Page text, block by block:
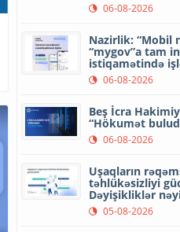
06-08-2026
Nazirlik: “Mobil
“mygov”a tam
istiqamətində
06-08-2026
Beş İcra
“Hökumət
06-08-2026
Uşaqların
təhlükəsizliyi
Dəyişikliklər
05-08-2026